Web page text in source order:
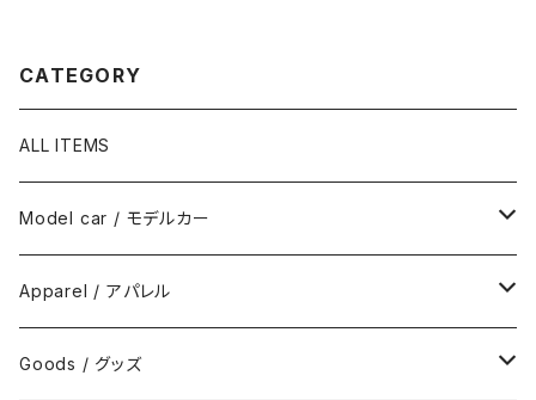
CATEGORY
ALL ITEMS
Model car / モデルカー
FIAT
ABARTH
Apparel / アパレル
Wear / ウエア
Goods / グッズ